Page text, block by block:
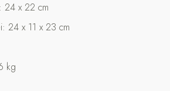
24 x 22 cm
24 x 11 x 23 cm
kg